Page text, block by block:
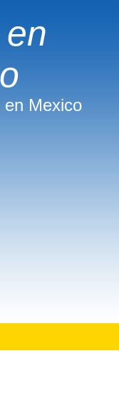
en Mexico